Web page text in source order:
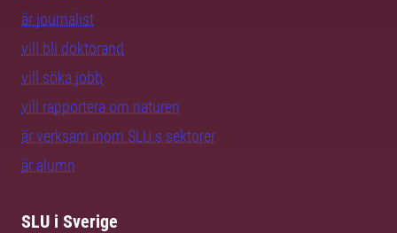
är journalist
vill bli doktorand
vill söka jobb
vill rapportera om naturen
är verksam inom SLU:s sektorer
är alumn
SLU i Sverige